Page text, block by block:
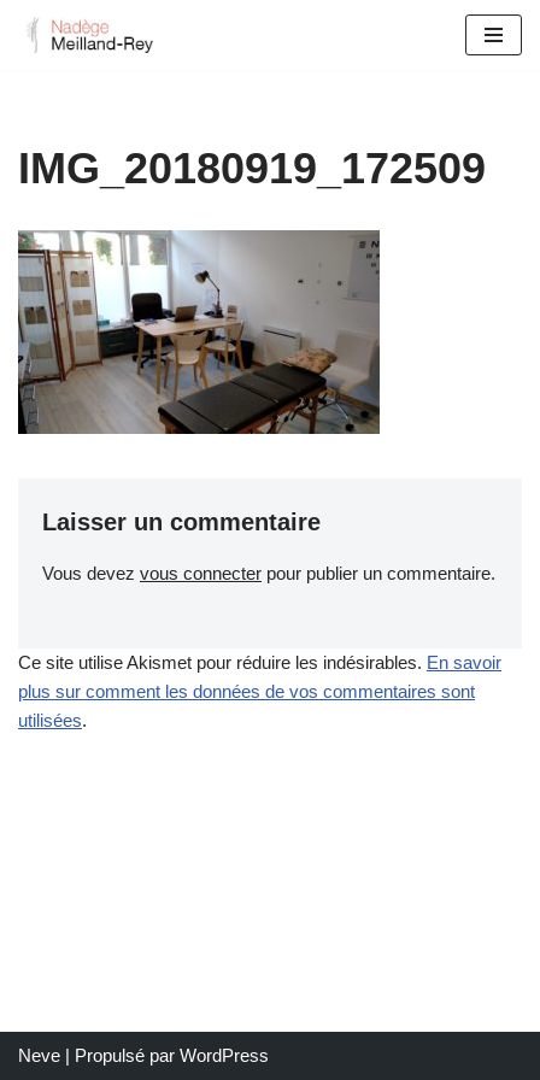
IMG_20180919_172509
Laisser un commentaire
Vous devez vous connecter pour publier un commentaire.
Ce site utilise Akismet pour réduire les indésirables. En savoir
plus sur comment les données de vos commentaires sont
utilisées.
Neve | Propulsé par WordPress